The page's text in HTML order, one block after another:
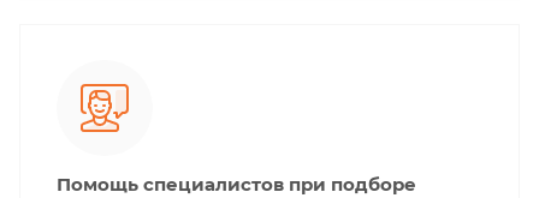
Помощь специалистов при подборе